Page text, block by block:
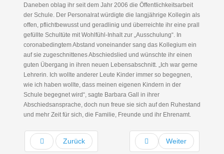
Daneben oblag ihr seit dem Jahr 2006 die Öffentlichkeitsarbeit
der Schule. Der Personalrat würdigte die langjährige Kollegin als
offen, pflichtbewusst und geradlinig und überreichte ihr eine prall
gefüllte Schultüte mit Wohlfühl-Inhalt zur „Ausschulung“. In
coronabedingtem Abstand voneinander sang das Kollegium ein
auf sie zugeschnittenes Abschiedslied und wünschte ihr einen
guten Übergang in ihren neuen Lebensabschnitt. „Ich war gerne
Lehrerin. Ich wollte anderer Leute Kinder immer so begegnen,
wie ich haben wollte, dass meinen eigenen Kindern in der
Schule begegnet wird“, sagte Barbara Gall in ihrer
Abschiedsansprache, doch nun freue sie sich auf den Ruhestand
und mehr Zeit für sich, die Familie, Freunde und ihr Ehrenamt.
Zurück Weiter